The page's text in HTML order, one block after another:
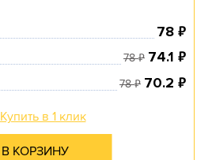
КОРОБКИ ДЛЯ
78 ₽
78₽ 74.1 ₽
78₽ 70.2 ₽
Купить в 1 клик
В КОРЗИНУ